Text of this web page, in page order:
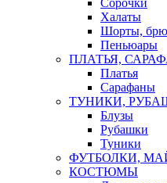
Сорочки
Халаты
Шорты,
Пеньюары
ПЛАТЬЯ,
Платья
Сарафаны
ТУНИКИ,
Блузы
Рубашки
Туники
ФУТБОЛКИ,
КОСТЮМЫ